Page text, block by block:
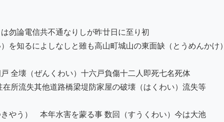
勿論電信共不通なりしが昨廿日に至り初
を知るによしなしと雖も高山町城山の東面缺（とうめんかけ）
全壊（ぜんくわい）十六戸負傷十二人即死七名死体
所流失其他道路橋梁堤防家屋の破壊（はくわい）流失等
やう）　本年水害を蒙る事 数回（すうくわい）今は大池